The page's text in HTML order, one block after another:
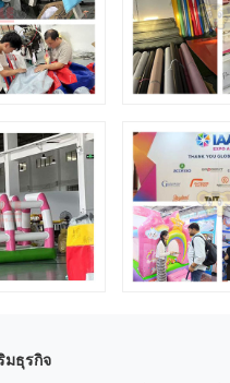
มธุรกิจ